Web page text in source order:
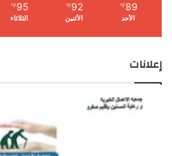
89
℉
الأحد
92
℉
الأثنين
95
℉
الثلاثاء
إعلانات